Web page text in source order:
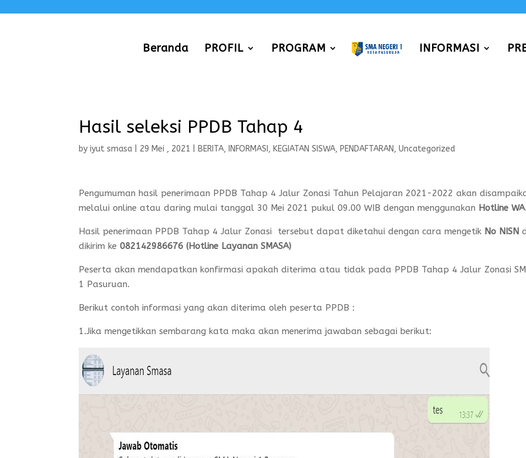
Beranda PROFIL PROGRAM INFORMASI
Hasil seleksi PPDB Tahap 4
byiyut smasa 29 Mei , 2021 BERITA, INFORMASI , KEGIATAN SISWA, PENDAFTARAN,Uncategorized
Pengumuman hasil penerimaan PPDB Tahap 4 Jalur Zonasi Tahun Pelajaran 2021-2022 akan
melalui online atau daring mulai tanggal 30 Mei 2021 pukul 09.00 WIB dengan menggunakan Hotline
Hasil penerimaan PPDB Tahap 4 Jalur Zonasi tersebut dapat diketahui dengan cara mengetik No NISN
dikirim ke082142986676 (Hotline Layanan SMASA)
Peserta akan mendapatkan konfirmasi apakah diterima atau tidak pada PPDB Tahap 4 Jalur Zonasi
1 Pasuruan.
Berikut contoh informasi yang akan diterima oleh peserta PPDB :
1.Jika mengetikkan sembarang kata maka akan menerima jawaban sebagai berikut: